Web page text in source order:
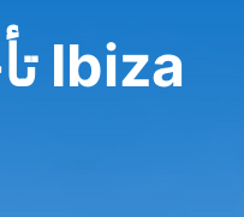
تأجير سيارة في Ibiza